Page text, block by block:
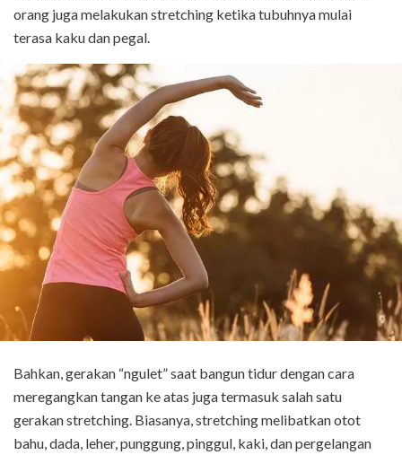
orang juga melakukan stretching ketika tubuhnya mulai
terasa kaku dan pegal.
Bahkan, gerakan “ngulet” saat bangun tidur dengan cara
meregangkan tangan ke atas juga termasuk salah satu
gerakan stretching. Biasanya, stretching melibatkan otot
bahu, dada, leher, punggung, pinggul, kaki, dan pergelangan